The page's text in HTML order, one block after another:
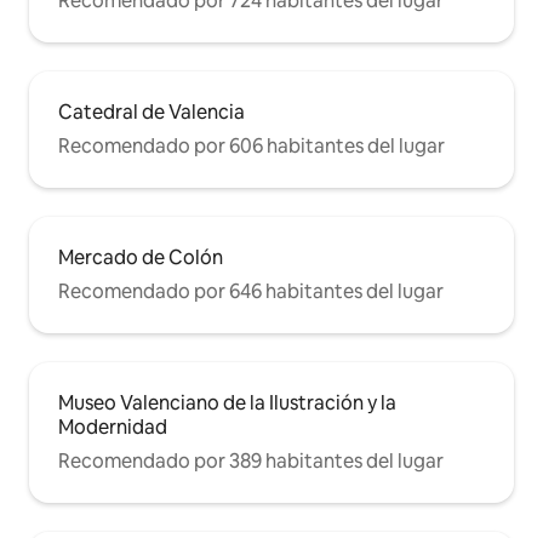
Catedral de Valencia
Recomendado por 606 habitantes del lugar
Mercado de Colón
Recomendado por 646 habitantes del lugar
Museo Valenciano de la Ilustración y la
Modernidad
Recomendado por 389 habitantes del lugar